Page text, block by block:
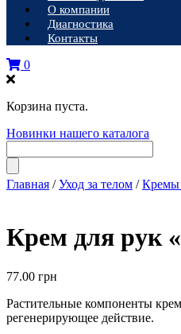
О компании
Диагностика
Контакты
0
Корзина пуста.
Новинки нашего каталога
Главная /Уход за телом /Кремы
Крем для рук
77.00 грн
Растительные компоненты
регенерирующее действие.